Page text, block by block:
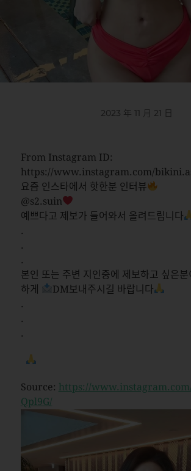
2023 年 11 月 21 日
From Instagram ID:
https://www.instagram.com/
요즘 인스타에서 핫한분 인터뷰
@s2.suin
예쁘다고 제보가 들어와서 올려드립니다
.
.
.
본인 또는 주변 지인중에 제보하고 싶은분
하게
DM보내주시길 바랍니다
.
.
.
Source: https://www.instagram.com/
Qpl9G/